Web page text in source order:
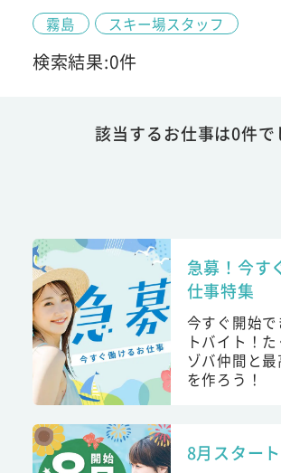
霧島 スキー場スタッフ
検索結果:0件
該当するお仕事は0件で
急募！今す
仕事特集
今すぐ開始
トバイト！
ゾバ仲間と
を作ろう！
8月スター